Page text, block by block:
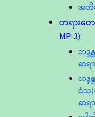
အဘိဓ
တရားတေ
MP-3)
ဘဒ္
ဆရ
ဘဒ္ဒ
ဝံသ(
ဆရ